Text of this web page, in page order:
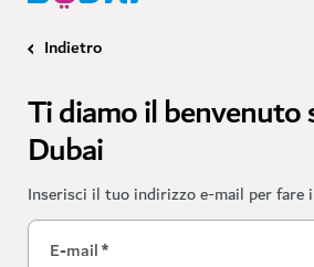
Indietro
Ti diamo il benvenuto
Dubai
Inserisci il tuo indirizzo e-mail per
E-mail*